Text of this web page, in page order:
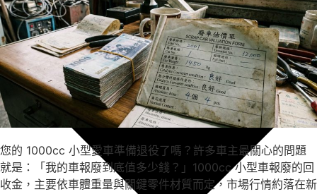
您的 1000cc 小型愛車準備退役了嗎？許多車主最關心的問題
就是：「我的車報廢到底值多少錢？」1000cc 小型車報廢的回
收金，主要依車體重量與關鍵零件材質而定，市場行情約落在新